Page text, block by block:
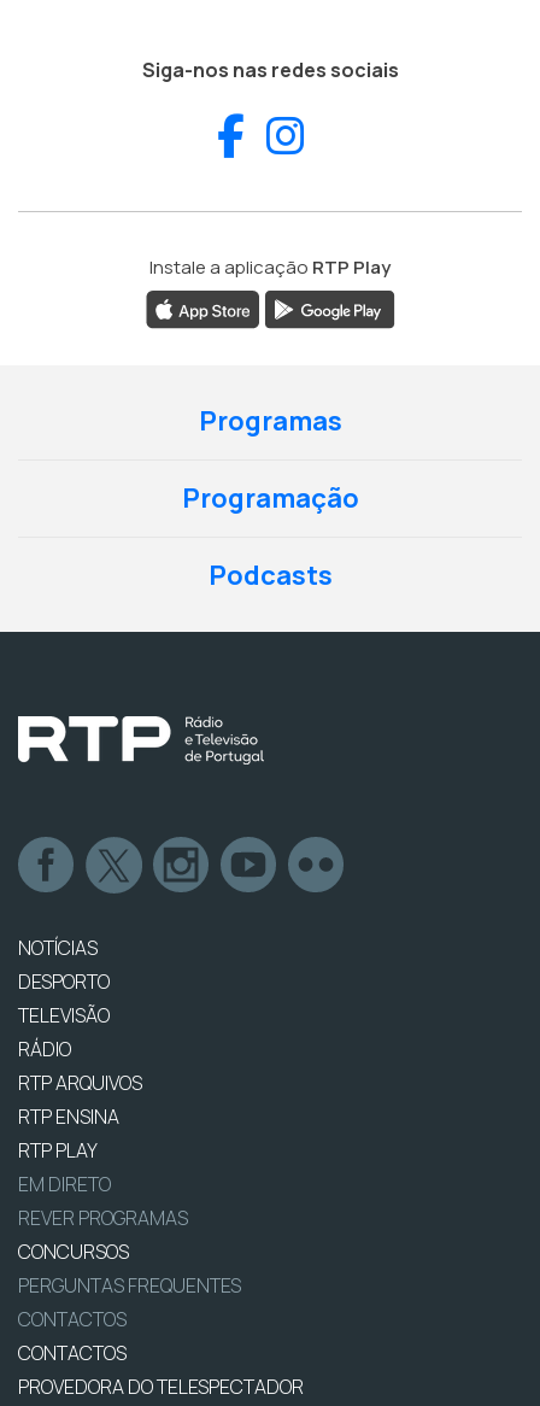
Siga-nos nas redes sociais
Facebook
Instale a aplicação RTP Play
Programas
Programação
Podcasts
NOTÍCIAS
DESPORTO
TELEVISÃO
RÁDIO
RTP ARQUIVOS
RTP ENSINA
RTP PLAY
EM DIRETO
REVER PROGRAMAS
CONCURSOS
PERGUNTAS FREQUENTES
CONTACTOS
CONTACTOS
PROVEDORA DO TELESPECTADOR